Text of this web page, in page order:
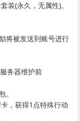
装(永久，无属性)。
将被发送到账号进行
务器维护前
。
，获得1点特殊行动